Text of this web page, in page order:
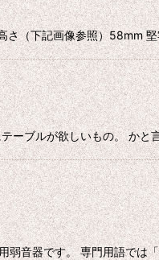
（下記画像参照）58mm
ーブルが欲しいもの。 か
弱音器です。 専門用語で